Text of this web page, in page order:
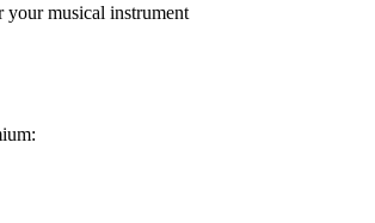
musical instrument